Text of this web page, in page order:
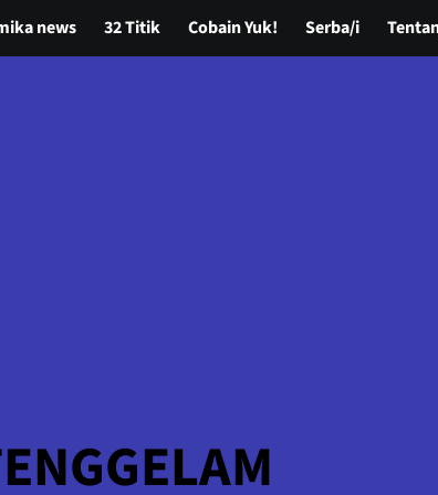
news 32 Titik Cobain Yuk! Serba/i